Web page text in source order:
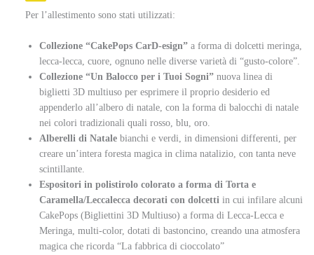
Per l’allestimento sono stati utilizzati:
Collezione “CakePops CarD-esign” a forma di dolcetti meringa,
lecca-lecca, cuore, ognuno nelle diverse varietà di “gusto-colore”.
Collezione “Un Balocco per i Tuoi Sogni” nuova linea di
biglietti 3D multiuso per esprimere il proprio desiderio ed
appenderlo all’albero di natale, con la forma di balocchi di natale
nei colori tradizionali quali rosso, blu, oro.
Alberelli di Natale bianchi e verdi, in dimensioni differenti, per
creare un’intera foresta magica in clima natalizio, con tanta neve
scintillante.
Espositori in polistirolo colorato a forma di Torta e
Caramella/Leccalecca decorati con dolcetti in cui infilare alcuni
CakePops (Bigliettini 3D Multiuso) a forma di Lecca-Lecca e
Meringa, multi-color, dotati di bastoncino, creando una atmosfera
magica che ricorda “La fabbrica di cioccolato”